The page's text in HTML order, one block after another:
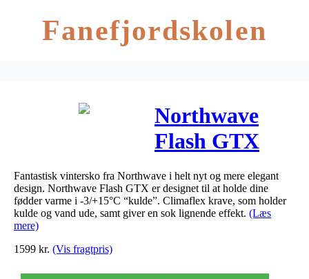
Fanefjordskolen
Northwave
Flash GTX
Road
Vintersko
Fantastisk vintersko fra Northwave i helt nyt og mere elegant
design. Northwave Flash GTX er designet til at holde dine
fødder varme i -3/+15°C “kulde”. Climaflex krave, som holder
kulde og vand ude, samt giver en sok lignende effekt. (Læs
mere)
1599 kr. (Vis fragtpris)